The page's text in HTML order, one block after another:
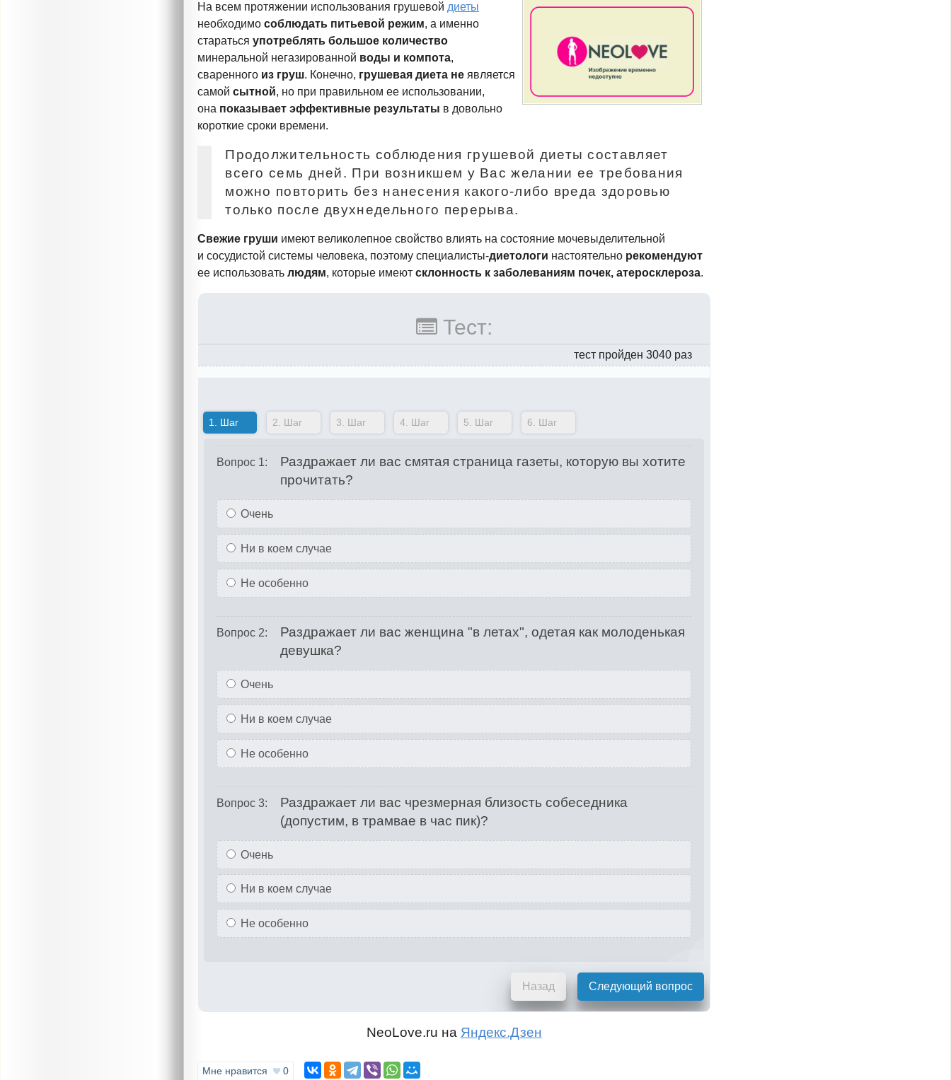
На всем протяжении использования грушевой диеты
необходимособлюдать питьевой режим, а именно
старатьсяупотреблять большое количество
минеральной негазированной воды и компота,
сваренного из груш. Конечно, грушевая диета не является
самойсытной, но при правильном ее использовании,
она показывает эффективные результаты в довольно
короткие сроки времени.
Продолжительность соблюдения грушевой диеты составляет
всего семь дней. При возникшем у Вас желании ее требования
можно повторить без нанесения какого-либо вреда здоровью
только после двухнедельного перерыва.
Свежие груши имеют великолепное свойство влиять на состояние мочевыделительной
и сосудистой системы человека, поэтомуспециалисты-диетологи настоятельно рекомендуют
ее использовать людям, которые имеютсклонность к заболеваниям почек, атеросклероза.
Тест:
тест пройден 3040 раз
1. Шаг 2. Шаг 3. Шаг 4. Шаг 5. Шаг 6. Шаг
Вопрос 1:
Раздражает ли вас смятая страница газеты, которую вы хотите
прочитать?
Очень
Ни в коем случае
Не особенно
Вопрос 2:
Раздражает ли вас женщина "в летах", одетая как молоденькая
девушка?
Очень
Ни в коем случае
Не особенно
Вопрос 3:
Раздражает ли вас чрезмерная близость собеседника
(допустим, в трамвае в час пик)?
Очень
Ни в коем случае
Не особенно
Назад Следующий вопрос
NeoLove.ru на Яндекс.Дзен
Мне нравится 0